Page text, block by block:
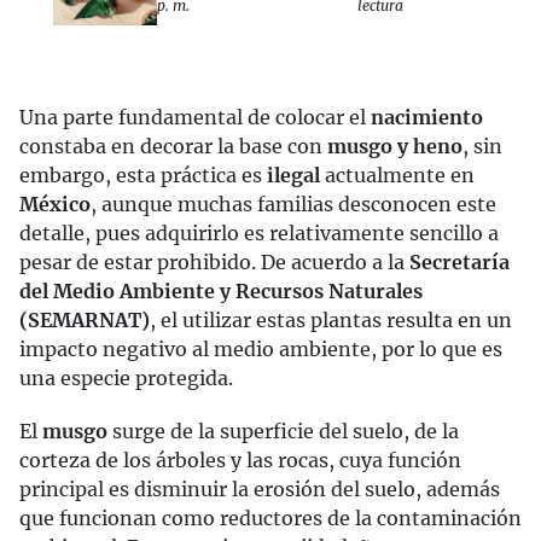
p. m. lectura
Una parte fundamental de colocar el nacimiento
constaba en decorar la base con musgo y heno, sin
embargo, esta práctica es ilegal actualmente en
México, aunque muchas familias desconocen este
detalle, pues adquirirlo es relativamente sencillo a
pesar de estar prohibido. De acuerdo a la Secretaría
del Medio Ambiente y Recursos Naturales
(SEMARNAT), el utilizar estas plantas resulta en un
impacto negativo al medio ambiente, por lo que es
una especie protegida.
El musgo surge de la superficie del suelo, de la
corteza de los árboles y las rocas, cuya función
principal es disminuir la erosión del suelo, además
que funcionan como reductores de la contaminación